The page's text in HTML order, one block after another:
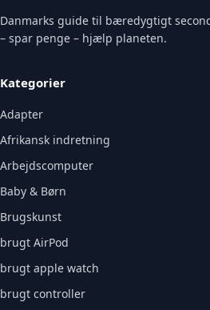
Danmarks guide til bæredygtigt
– spar penge – hjælp planeten.
Kategorier
Adapter
Afrikansk indretning
Arbejdscomputer
Baby & Børn
Brugskunst
brugt AirPod
brugt apple watch
brugt controller